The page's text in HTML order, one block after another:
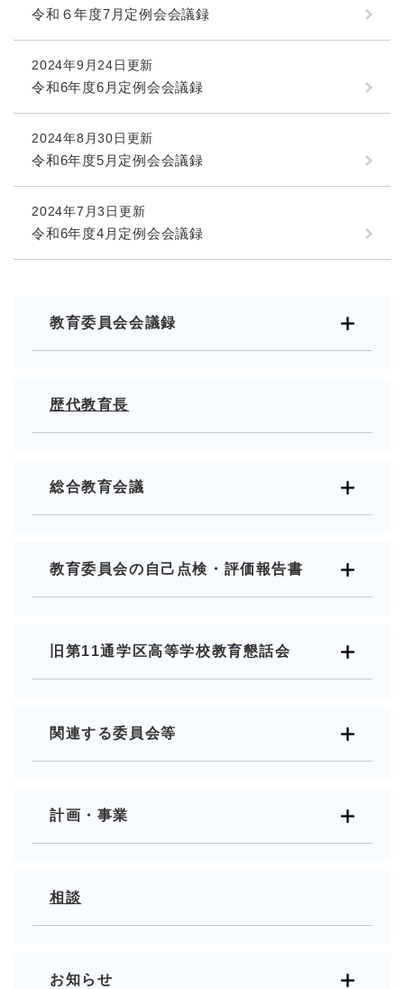
令和６年度7月定例会会議録
2024年9月24日更新
令和6年度6月定例会会議録
2024年8月30日更新
令和6年度5月定例会会議録
2024年7月3日更新
令和6年度4月定例会会議録
教育委員会会議録
歴代教育長
総合教育会議
教育委員会の自己点検・評価報告書
旧第11通学区高等学校教育懇話会
関連する委員会等
計画・事業
相談
お知らせ